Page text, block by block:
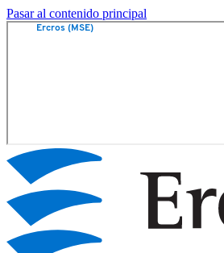
Pasar al contenido principal